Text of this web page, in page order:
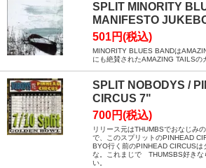
SPLIT MINORITY
MANIFESTO
501円(税込)
MINORITY BLUES BANDは
にも絶賛されたAMAZING TAILSの
SPLIT NOBODYS /
CIRCUS 7"
700円(税込)
リリース元はTHUMBSでおなじみ
で、このスプリットのPINHEAD
BYO行く前のPINHEAD CIRCUSは
な。これまじで THUMSBS好きな
い。